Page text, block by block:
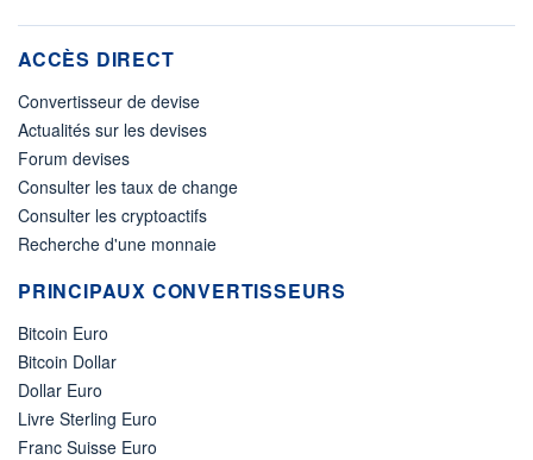
ACCÈS DIRECT
Convertisseur de devise
Actualités sur les devises
Forum devises
Consulter les taux de change
Consulter les cryptoactifs
Recherche d'une monnaie
PRINCIPAUX CONVERTISSEURS
Bitcoin Euro
Bitcoin Dollar
Dollar Euro
Livre Sterling Euro
Franc Suisse Euro